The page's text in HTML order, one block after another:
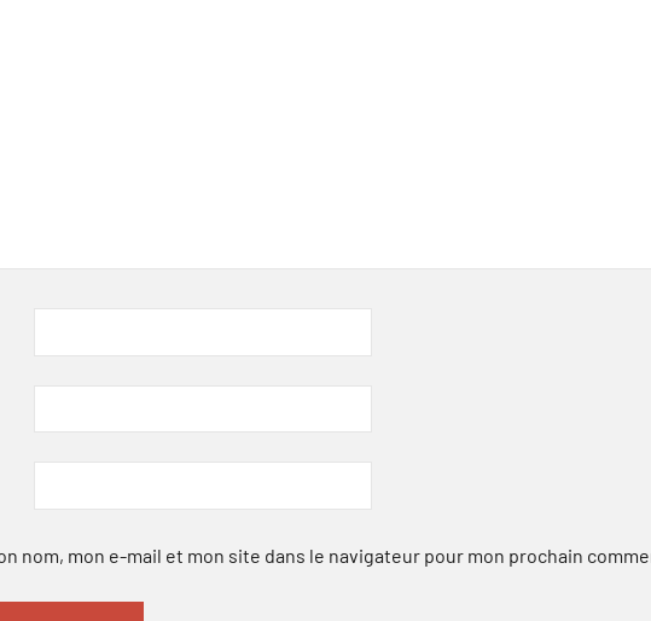
nom, mon e-mail et mon site dans le navigateur pour mon prochain